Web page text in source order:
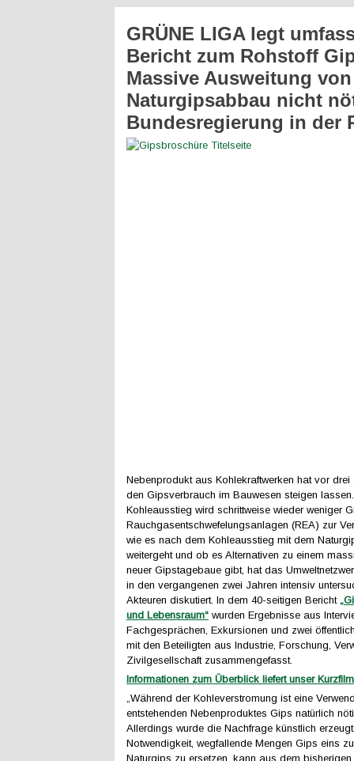
GRÜNE LIGA legt
Bericht zum Rohstoff
Massive Ausweitung von
Naturgipsabbau nicht
Bundesregierung in der
Nebenprodukt aus Kohlekraftwerken hat vor drei
den Gipsverbrauch im Bauwesen steigen
Kohleausstieg wird schrittweise wieder weniger
Rauchgasentschwefelungsanlagen (REA) zur
wie es nach dem Kohleausstieg mit dem
weitergeht und ob es Alternativen zu einem
neuer Gipstagebaue gibt, hat das
in den vergangenen zwei Jahren intensiv
Akteuren diskutiert. In dem 40-seitigen Bericht
und Lebensraum“ wurden Ergebnisse aus
Fachgesprächen, Exkursionen und zwei
mit den Beteiligten aus Industrie, Forschung,
Zivilgesellschaft zusammengefasst.
Informationen zum Überblick liefert unser
„Während der Kohleverstromung ist eine
entstehenden Nebenproduktes Gips natürlich
Allerdings wurde die Nachfrage künstlich
Notwendigkeit, wegfallende Mengen Gips eins
Naturgips zu ersetzen, kann aus dem